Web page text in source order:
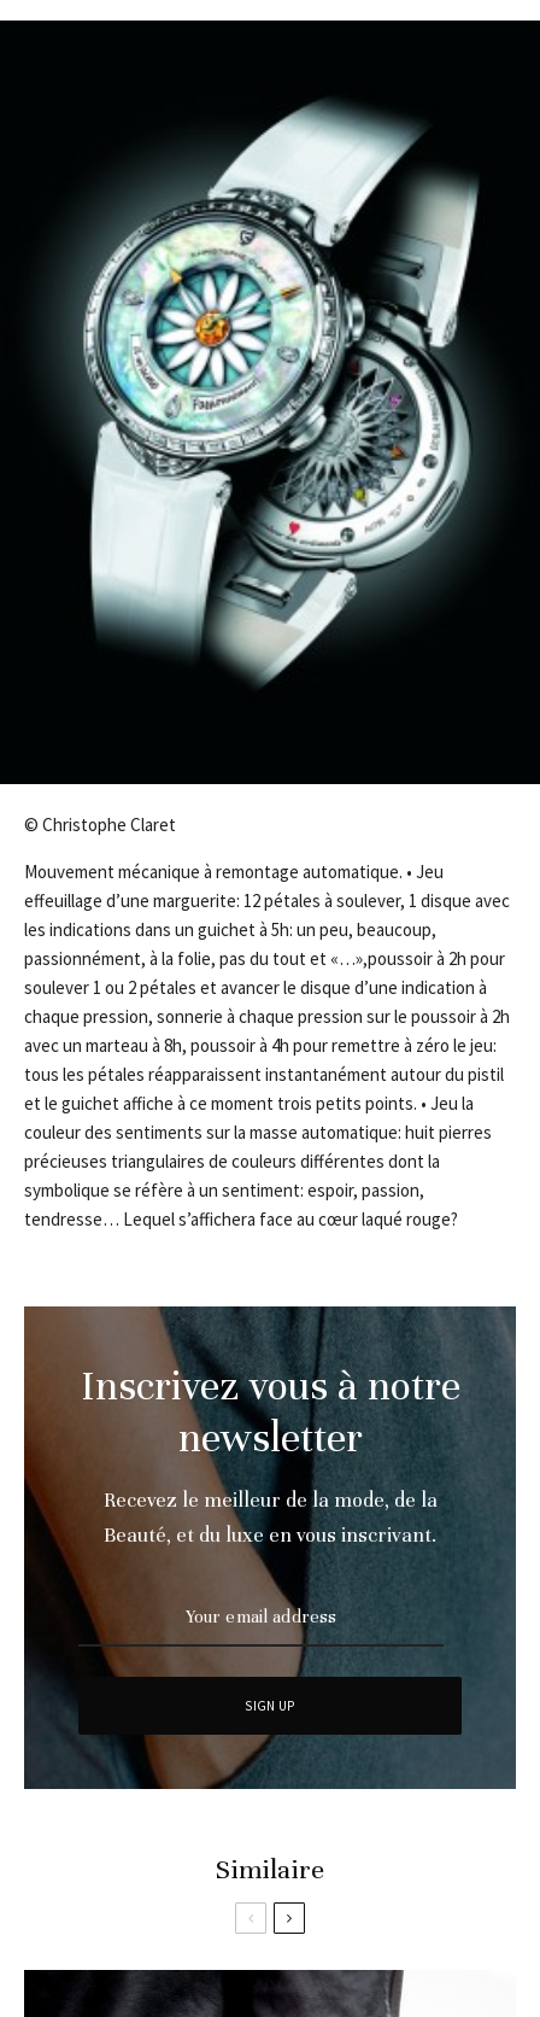
© Christophe Claret
Mouvement mécanique à remontage automatique. • Jeu
effeuillage d’une marguerite: 12 pétales à soulever, 1 disque avec
les indications dans un guichet à 5h: un peu, beaucoup,
passionnément, à la folie, pas du tout et «…»,poussoir à 2h pour
soulever 1 ou 2 pétales et avancer le disque d’une indication à
chaque pression, sonnerie à chaque pression sur le poussoir à 2h
avec un marteau à 8h, poussoir à 4h pour remettre à zéro le jeu:
tous les pétales réapparaissent instantanément autour du pistil
et le guichet affiche à ce moment trois petits points. • Jeu la
couleur des sentiments sur la masse automatique: huit pierres
précieuses triangulaires de couleurs différentes dont la
symbolique se réfère à un sentiment: espoir, passion,
tendresse… Lequel s’affichera face au cœur laqué rouge?
Inscrivez vous à notre
newsletter
Recevez le meilleur de la mode, de la
Beauté, et du luxe en vous inscrivant.
Similaire